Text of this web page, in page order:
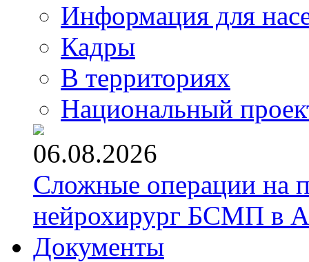
Информация для
Кадры
В территориях
Национальный
06.08.2026
Сложные операции на
нейрохирург БСМП в
Документы